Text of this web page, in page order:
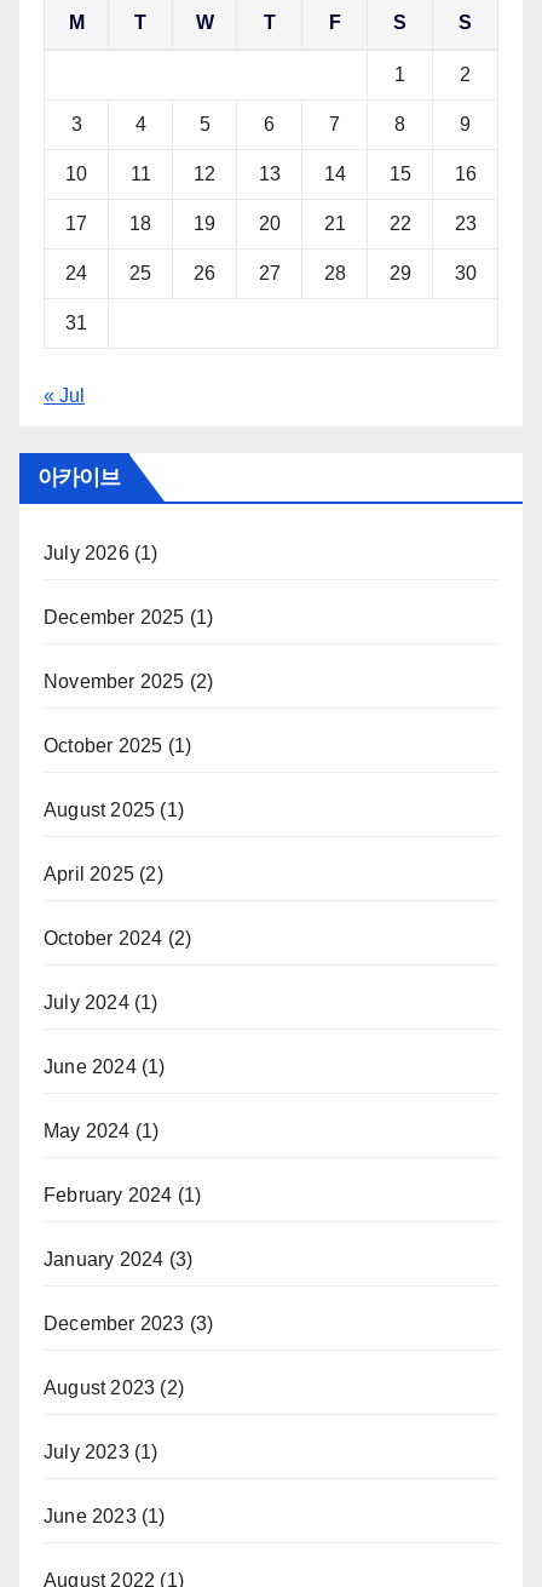
M T W T F S S
1 2
3 4 5 6 7 8 9
10 11 12 13 14 15 16
17 18 19 20 21 22 23
24 25 26 27 28 29 30
31
« Jul
아카이브
July 2026(1)
December 2025 (1)
November 2025 (2)
October 2025 (1)
August 2025 (1)
April 2025 (2)
October 2024 (2)
July 2024(1)
June 2024(1)
May 2024 (1)
February 2024 (1)
January 2024 (3)
December 2023 (3)
August 2023 (2)
July 2023(1)
June 2023(1)
August 2022 (1)